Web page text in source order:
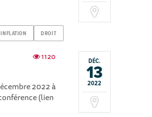
INFLATION DROIT
DÉC.
13
2022
1120
2022 à
(lien